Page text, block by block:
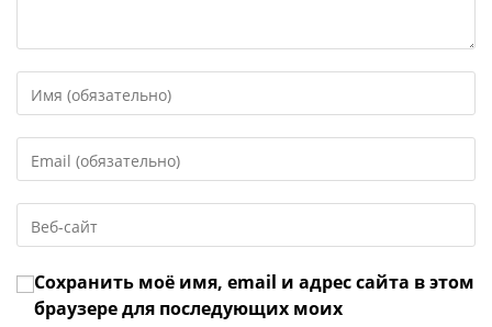
свое
или
имя
чтобы
прокомментировать
свой
адрес,
чтобы
URL
веб-
сайта
Сохранить моё имя, email и адрес сайта в этом
браузере для последующих моих